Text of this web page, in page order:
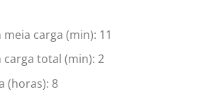
carga (min): 11
carga total (min): 2
(horas): 8